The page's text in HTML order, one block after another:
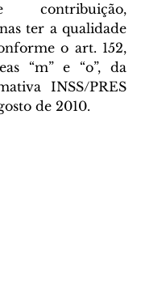
ter a qualidade
o art. 152,
“m” e “o”, da
INSS/PRES
de 2010.